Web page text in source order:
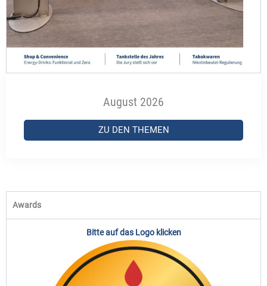
August 2026
ZU DEN THEMEN
Awards
Bitte auf das Logo klicken